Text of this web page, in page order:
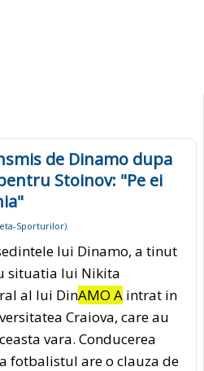
de Dinamo dupa
Stoinov: "Pe ei
Sporturilor)
lui Dinamo, a tinut
situatia lui Nikita
al lui DinAMO A intrat in
Craiova, care au
vara. Conducerea
fotbalistul are o clauza de